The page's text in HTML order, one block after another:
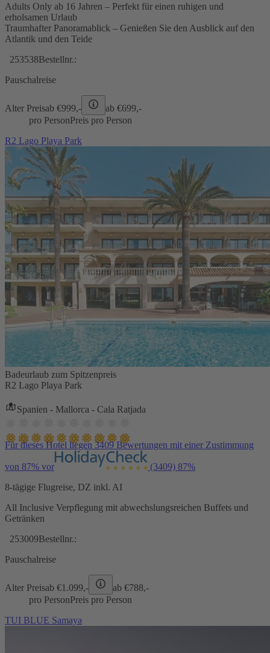
Adults Only ab 16 Jahren – Perfekt für einen ruhigen und
erholsamen Urlaub
Traumhafter Panoramablick – Genießen Sie den Ausblick auf den
Atlantik und den Teide
253538Bestellnr.:
Pauschalreise
Alter Preisab €999,- ab €699,-
pro PersonPreis pro Person
R2 Lago Playa Park
Badeurlaub zum Spitzenpreis
R2 Lago Playa Park
Spanien - Mallorca - Cala Ratjada
Für dieses Hotel liegen 3409 Bewertungen mit einer Zustimmung
von 87% vor (3409) 87%
8-tägige Flugreise, DZ inkl. AI
All Inclusive Verpflegung mit abwechslungsreichen Buffets und
Getränken
253009Bestellnr.:
Pauschalreise
Alter Preisab €1.099,- ab €788,-
pro PersonPreis pro Person
TUI BLUE Samaya